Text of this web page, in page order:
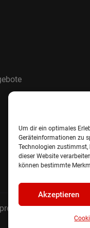
Um dir ein optimales
Geräteinformationen zu
Technologien zustimmst,
dieser Website
können bestimmte
Akzeptieren